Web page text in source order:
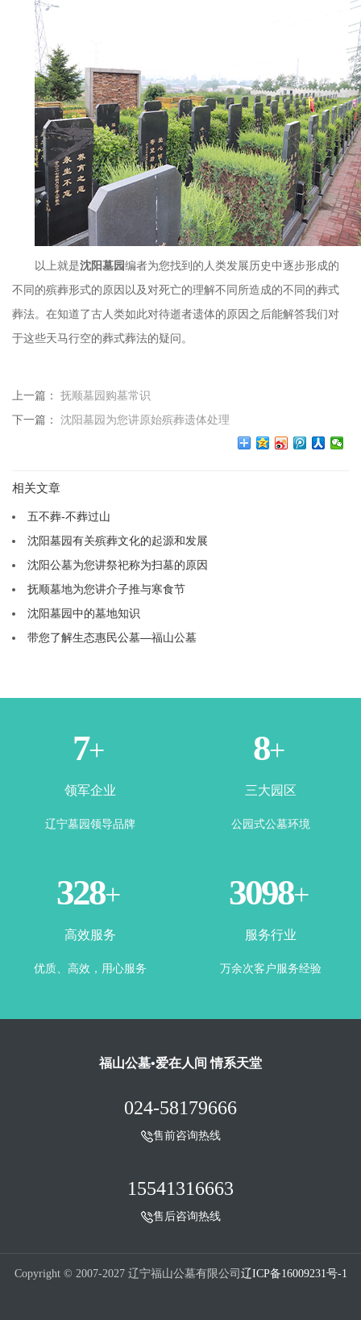
以上就是沈阳墓园编者为您找到的人类发展历史中逐步形成的
不同的殡葬形式的原因以及对死亡的理解不同所造成的不同的葬式
葬法。在知道了古人类如此对待逝者遗体的原因之后能解答我们对
于这些天马行空的葬式葬法的疑问。
上一篇： 抚顺墓园购墓常识
下一篇： 沈阳墓园为您讲原始殡葬遗体处理
相关文章
五不葬-不葬过山
沈阳墓园有关殡葬文化的起源和发展
沈阳公墓为您讲祭祀称为扫墓的原因
抚顺墓地为您讲介子推与寒食节
沈阳墓园中的墓地知识
带您了解生态惠民公墓—福山公墓
2+
领军企业
辽宁墓园领导品牌
4+
三大园区
公园式公墓环境
360+
高效服务
优质、高效，用心服务
3443+
服务行业
万余次客户服务经验
福山公墓•爱在人间 情系天堂
024-58179666
售前咨询热线
15541316663
售后咨询热线
Copyright © 2007-2027 辽宁福山公墓有限公司 辽ICP备16009231号-1